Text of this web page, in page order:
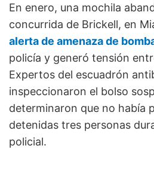
En enero, una mochila
concurrida de Brickell, en
alerta de amenaza de
policía y generó tensión
Expertos del escuadrón
inspeccionaron el bolso
determinaron que no había
detenidas tres personas
policial.